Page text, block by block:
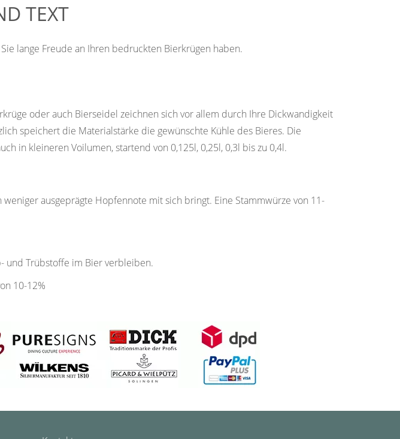
TEXT
lange Freude an Ihren bedruckten Bierkrügen haben.
oder auch Bierseidel zeichnen sich vor allem durch Ihre Dickwandigkeit
speichert die Materialstärke die gewünschte Kühle des Bieres. Die
in kleineren Voilumen, startend von 0,125l, 0,25l, 0,3l bis zu 0,4l.
ausgeprägte Hopfennote mit sich bringt. Eine Stammwürze von 11-
und Trübstoffe im Bier verbleiben.
10-12%